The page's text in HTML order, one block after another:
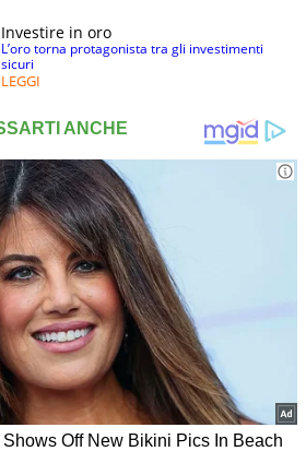
Investire in oro
L’oro torna protagonista tra gli investimenti
sicuri
LEGGI